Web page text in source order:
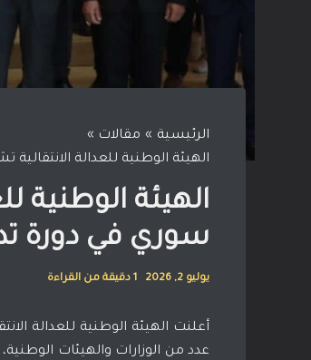
الرئيسية
مقالات
الهيئة الوطنية للعدالة
الهيئة الوطنية
سوري في دورة
يوليو 2, 2026 1 دقيقة من القراءة
أعلنت الهيئة الوطنية للعدالة